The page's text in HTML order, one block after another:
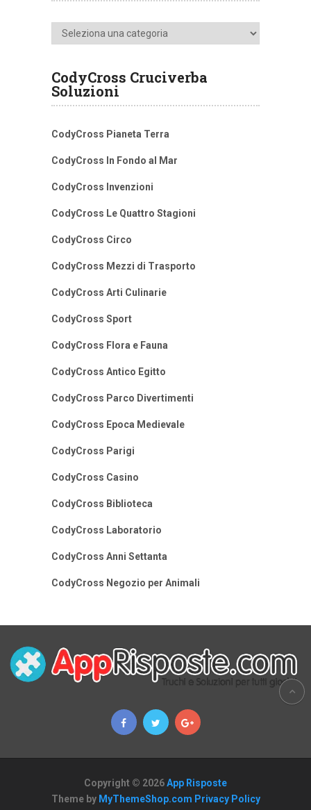
Categorie
CodyCross Cruciverba
Soluzioni
CodyCross Pianeta Terra
CodyCross In Fondo al Mar
CodyCross Invenzioni
CodyCross Le Quattro Stagioni
CodyCross Circo
CodyCross Mezzi di Trasporto
CodyCross Arti Culinarie
CodyCross Sport
CodyCross Flora e Fauna
CodyCross Antico Egitto
CodyCross Parco Divertimenti
CodyCross Epoca Medievale
CodyCross Parigi
CodyCross Casino
CodyCross Biblioteca
CodyCross Laboratorio
CodyCross Anni Settanta
CodyCross Negozio per Animali
Copyright © 2026App Risposte
Theme by MyThemeShop.com Privacy Policy